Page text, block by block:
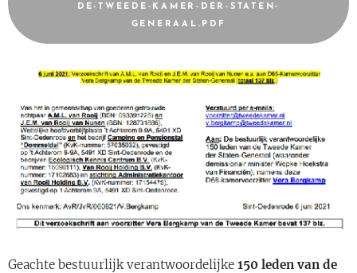
DE-TWEEDE-KAMER-DER-STATEN-
GENERAAL.PDF
Geachte bestuurlijk verantwoordelijke 150 leden van de